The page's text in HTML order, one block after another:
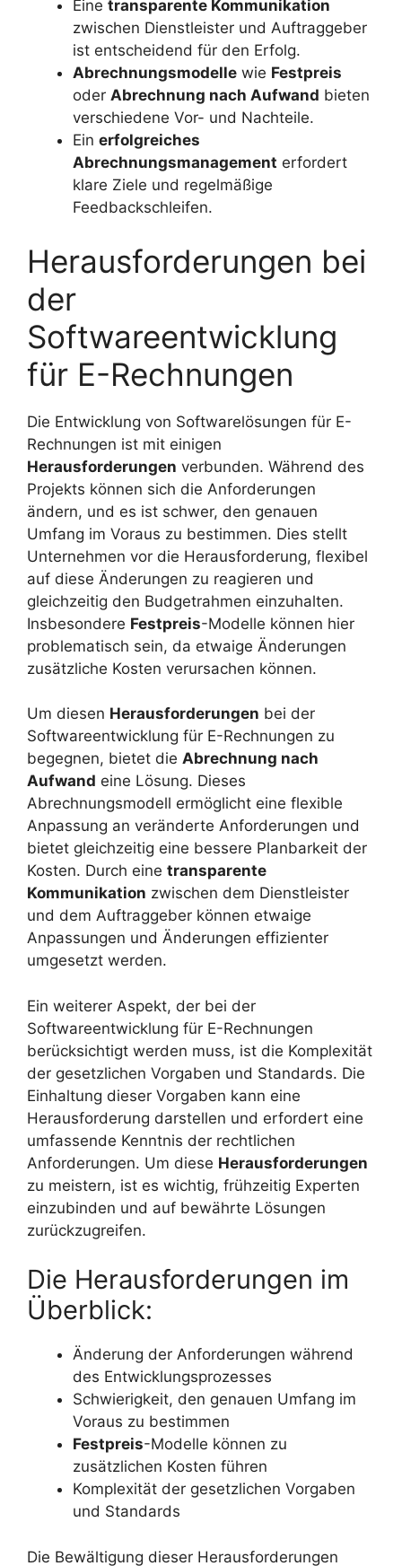
Eine transparente Kommunikation
zwischen Dienstleister und Auftraggeber
ist entscheidend für den Erfolg.
Abrechnungsmodelle wie Festpreis
oder Abrechnung nach Aufwand bieten
verschiedene Vor- und Nachteile.
Ein erfolgreiches
Abrechnungsmanagement erfordert
klare Ziele und regelmäßige
Feedbackschleifen.
Herausforderungen bei
der
Softwareentwicklung
für E-Rechnungen
Die Entwicklung von Softwarelösungen für E-
Rechnungen ist mit einigen
Herausforderungen verbunden. Während des
Projekts können sich die Anforderungen
ändern, und es ist schwer, den genauen
Umfang im Voraus zu bestimmen. Dies stellt
Unternehmen vor die Herausforderung, flexibel
auf diese Änderungen zu reagieren und
gleichzeitig den Budgetrahmen einzuhalten.
Insbesondere Festpreis-Modelle können hier
problematisch sein, da etwaige Änderungen
zusätzliche Kosten verursachen können.
Um diesen Herausforderungen bei der
Softwareentwicklung für E-Rechnungen zu
begegnen, bietet die Abrechnung nach
Aufwand eine Lösung. Dieses
Abrechnungsmodell ermöglicht eine flexible
Anpassung an veränderte Anforderungen und
bietet gleichzeitig eine bessere Planbarkeit der
Kosten. Durch eine transparente
Kommunikation zwischen dem Dienstleister
und dem Auftraggeber können etwaige
Anpassungen und Änderungen effizienter
umgesetzt werden.
Ein weiterer Aspekt, der bei der
Softwareentwicklung für E-Rechnungen
berücksichtigt werden muss, ist die Komplexität
der gesetzlichen Vorgaben und Standards. Die
Einhaltung dieser Vorgaben kann eine
Herausforderung darstellen und erfordert eine
umfassende Kenntnis der rechtlichen
Anforderungen. Um diese Herausforderungen
zu meistern, ist es wichtig, frühzeitig Experten
einzubinden und auf bewährte Lösungen
zurückzugreifen.
Die Herausforderungen im
Überblick:
Änderung der Anforderungen während
des Entwicklungsprozesses
Schwierigkeit, den genauen Umfang im
Voraus zu bestimmen
Festpreis-Modelle können zu
zusätzlichen Kosten führen
Komplexität der gesetzlichen Vorgaben
und Standards
Die Bewältigung dieser Herausforderungen